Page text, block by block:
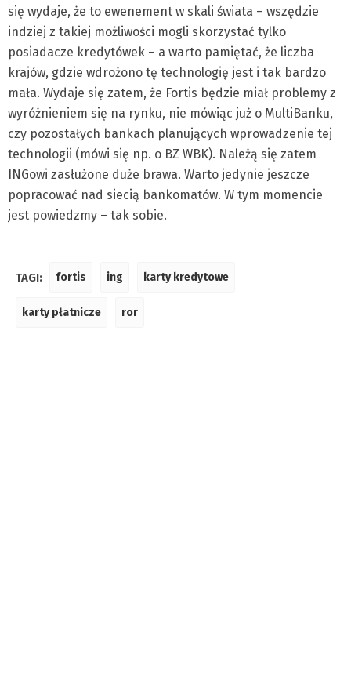
się wydaje, że to ewenement w skali świata – wszędzie
indziej z takiej możliwości mogli skorzystać tylko
posiadacze kredytówek – a warto pamiętać, że liczba
krajów, gdzie wdrożono tę technologię jest i tak bardzo
mała. Wydaje się zatem, że Fortis będzie miał problemy z
wyróżnieniem się na rynku, nie mówiąc już o MultiBanku,
czy pozostałych bankach planujących wprowadzenie tej
technologii (mówi się np. o BZ WBK). Należą się zatem
INGowi zasłużone duże brawa. Warto jedynie jeszcze
popracować nad siecią bankomatów. W tym momencie
jest powiedzmy – tak sobie.
TAGI: fortis ing karty kredytowe
karty płatnicze ror